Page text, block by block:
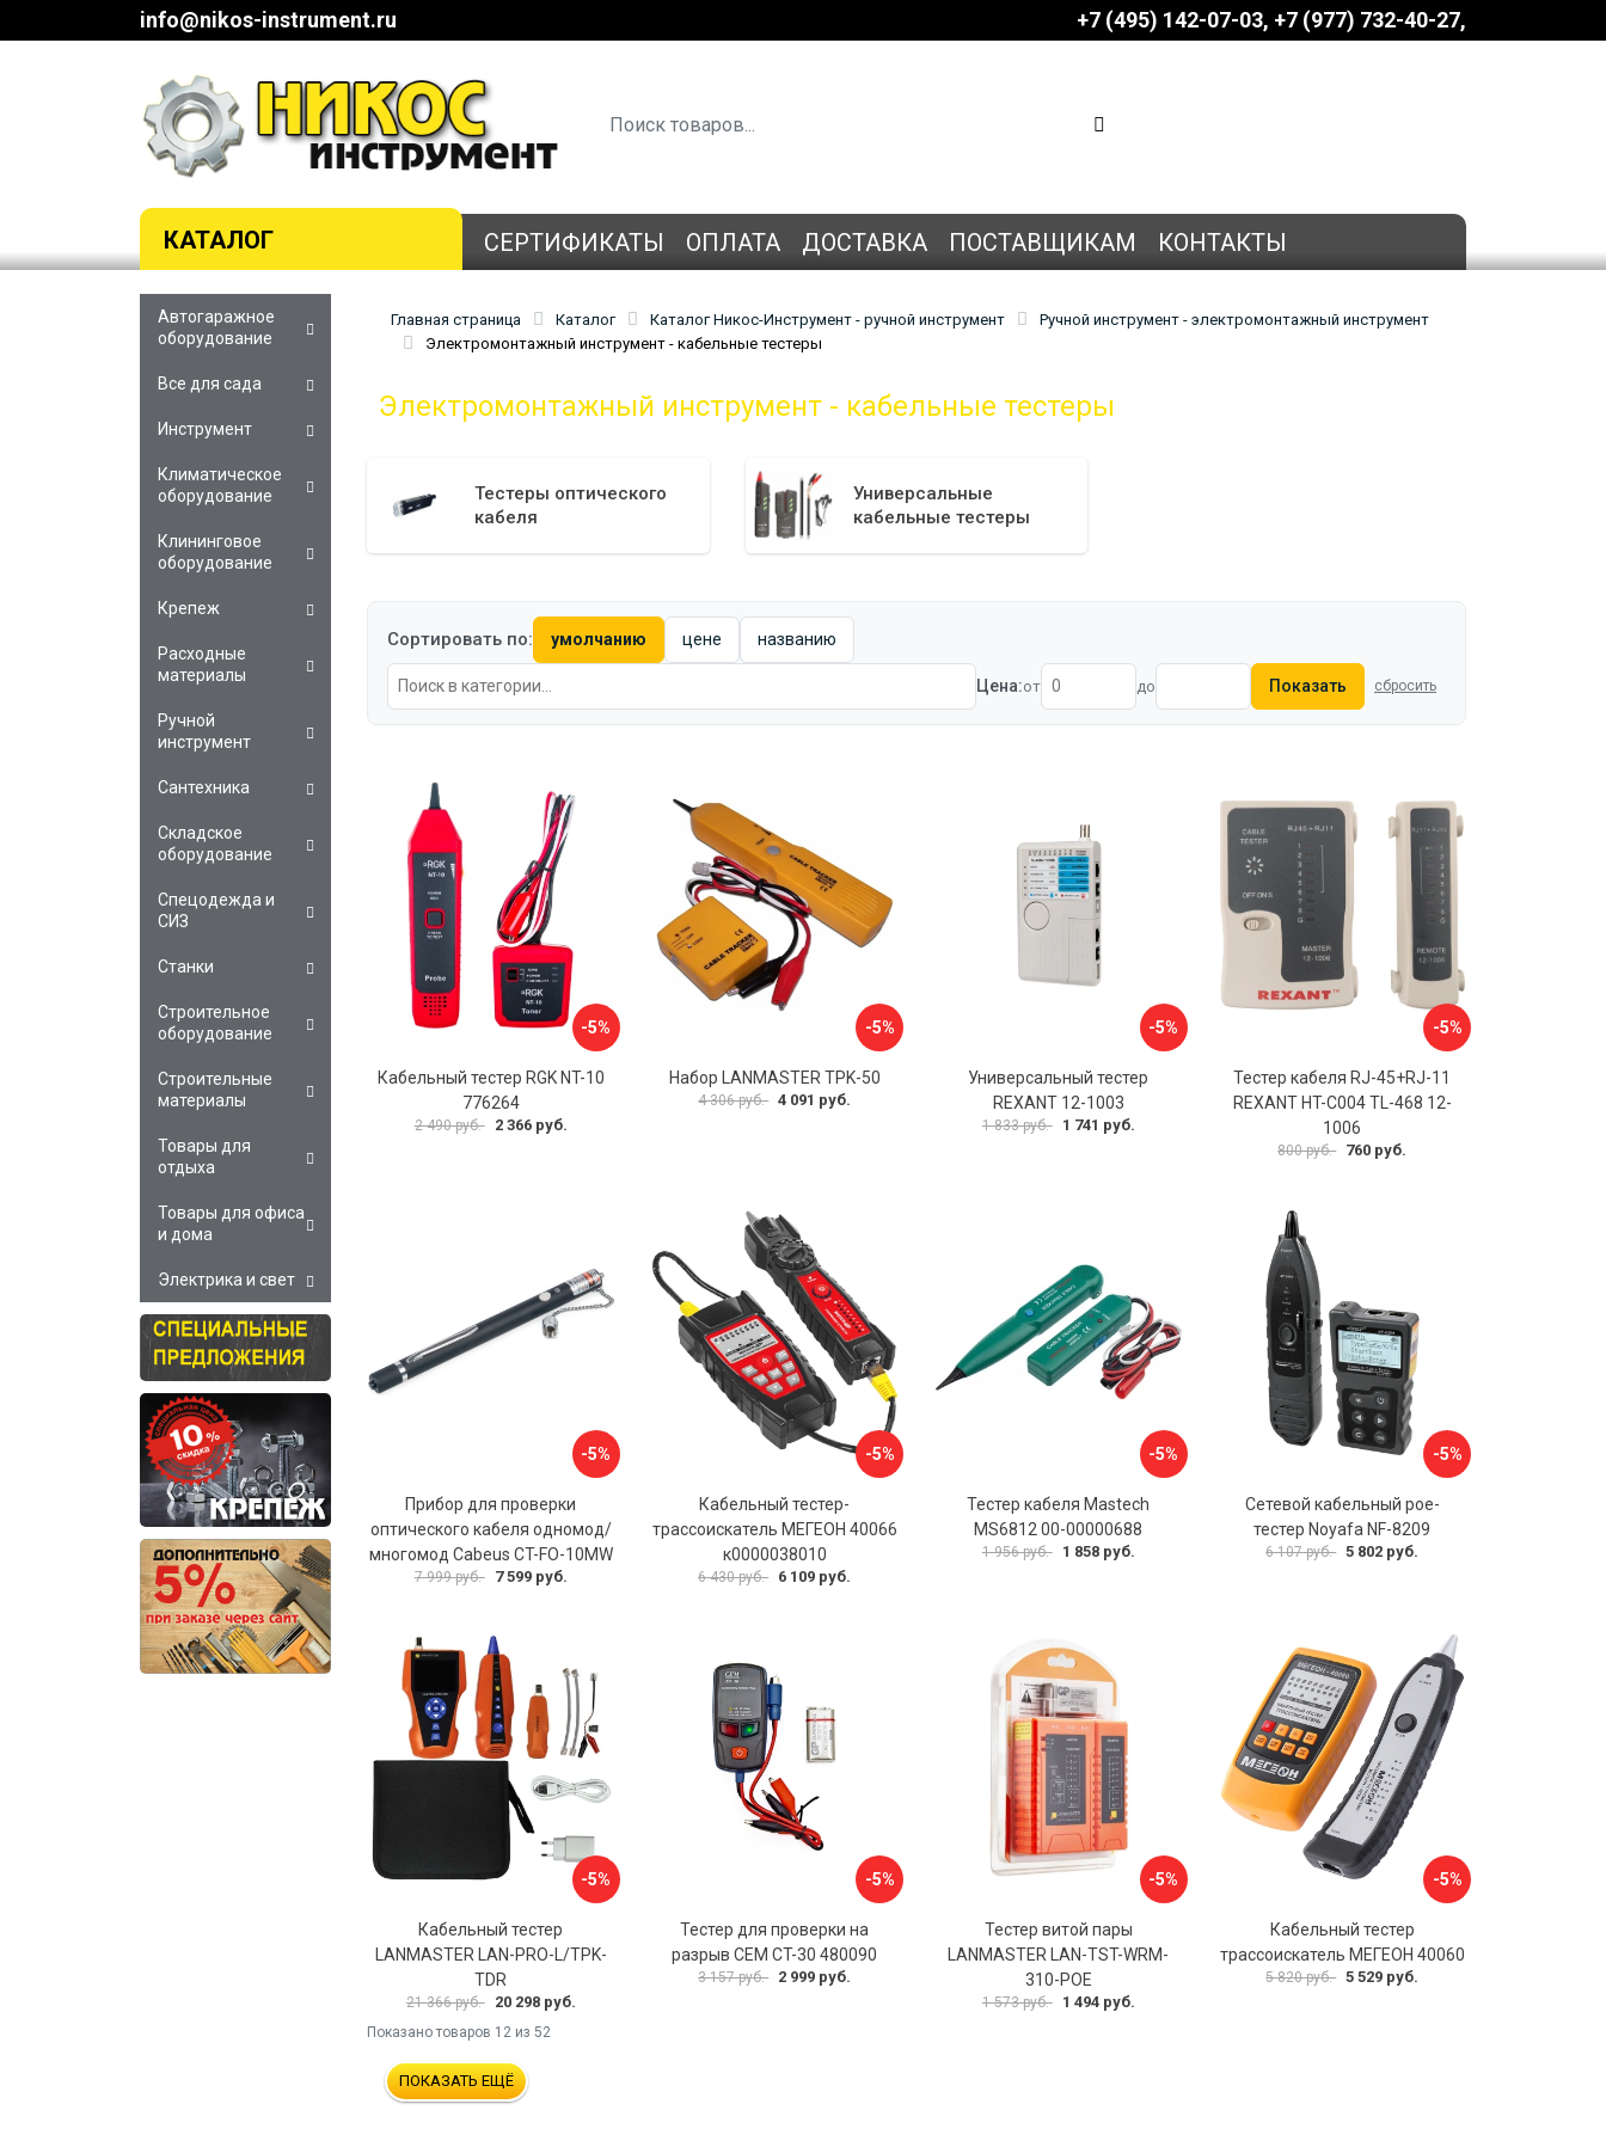
info@nikos-instrument.ru +7 (495) 142-07-03 ‎‎+7 (977) 732-40-27
КАТАЛОГ СЕРТИФИКАТЫ ОПЛАТА ДОСТАВКА ПОСТАВЩИКАМ КОНТАКТЫ
Главная страница Каталог Каталог Никос-Инструмент - ручной инструмент
Ручной инструмент - электромонтажный инструмент
Электромонтажный инструмент - кабельные тестеры
Электромонтажный инструмент - кабельные тестеры
Тестеры оптического
кабеля
Универсальные
кабельные тестеры
Сортировать по: умолчанию цене названию
Цена:от до Показать сбросить
-5%
Кабельный тестер RGK NT-10
776264
2 490 руб. 2 366 руб.
-5%
Набор LANMASTER TPK-50
4 306 руб. 4 091 руб.
-5%
Универсальный тестер
REXANT 12-1003
1 833 руб. 1 741 руб.
-5%
Тестер кабеля RJ-45+RJ-11
REXANT HT-C004 TL-468 12-
1006
800 руб. 760 руб.
-5%
Прибор для проверки
оптического кабеля одномод/
многомод Cabeus CT-FO-10MW
7 999 руб. 7 599 руб.
-5%
Кабельный тестер-
трассоискатель МЕГЕОН 40066
к0000038010
6 430 руб. 6 109 руб.
-5%
Тестер кабеля Mastech
MS6812 00-00000688
1 956 руб. 1 858 руб.
-5%
Сетевой кабельный poe-
тестер Noyafa NF-8209
6 107 руб. 5 802 руб.
-5%
Кабельный тестер
LANMASTER LAN-PRO-L/TPK-
TDR
21 366 руб. 20 298 руб.
-5%
Тестер для проверки на
разрыв СЕМ CT-30 480090
3 157 руб. 2 999 руб.
-5%
Тестер витой пары
LANMASTER LAN-TST-WRM-
310-POE
1 573 руб. 1 494 руб.
-5%
Кабельный тестер
трассоискатель МЕГЕОН 40060
5 820 руб. 5 529 руб.
Показано товаров 12 из 52
ПОКАЗАТЬ ЕЩЁ
Автогаражное
оборудование
Все для сада
Инструмент
Климатическое
оборудование
Клининговое
оборудование
Крепеж
Расходные
материалы
Ручной
инструмент
Сантехника
Складское
оборудование
Спецодежда и
СИЗ
Станки
Строительное
оборудование
Строительные
материалы
Товары для
отдыха
Товары для офиса
и дома
Электрика и свет